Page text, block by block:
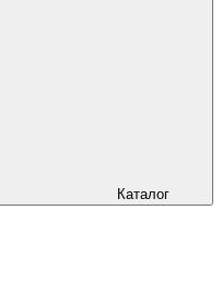
Каталог